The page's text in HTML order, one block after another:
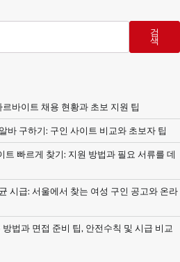
검
색
바이트 채용 현황과 초보 지원 팁
바 구하기: 구인 사이트 비교와 초보자 팁
트 빠르게 찾기: 지원 방법과 필요 서류를 데
시급: 서울에서 찾는 여성 구인 공고와 온라
법과 면접 준비 팁, 안전수칙 및 시급 비교